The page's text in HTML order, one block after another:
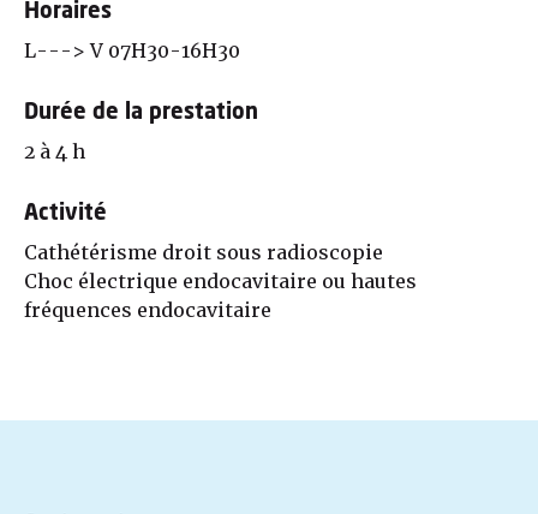
Horaires
L---> V 07H30-16H30
Durée de la prestation
2 à 4 h
Activité
Cathétérisme droit sous radioscopie
Choc électrique endocavitaire ou hautes
fréquences endocavitaire